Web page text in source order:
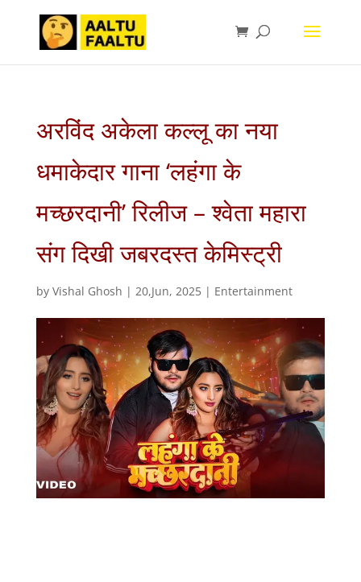
अरविंद अकेला कल्लू का नया
धमाकेदार गाना ‘लहंगा के
मच्छरदानी’ रिलीज – श्वेता महारा
संग दिखी जबरदस्त केमिस्ट्री
by Vishal Ghosh | 20,Jun, 2025| Entertainment